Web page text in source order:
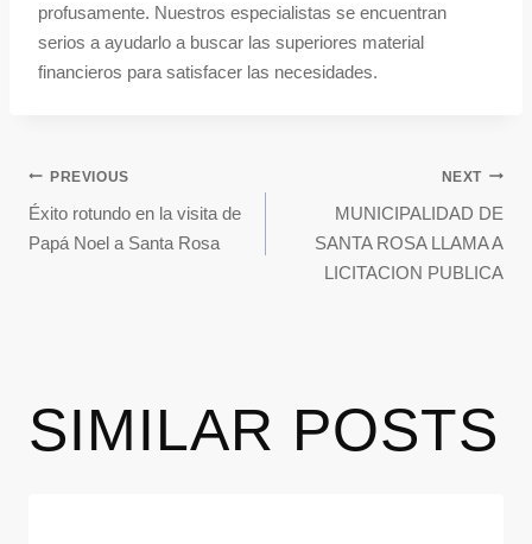
profusamente. Nuestros especialistas se encuentran
serios a ayudarlo a buscar las superiores material
financieros para satisfacer las necesidades.
PREVIOUS
Éxito rotundo en la visita de
Papá Noel a Santa Rosa
NEXT
MUNICIPALIDAD DE
SANTA ROSA LLAMA A
LICITACION PUBLICA
SIMILAR POSTS